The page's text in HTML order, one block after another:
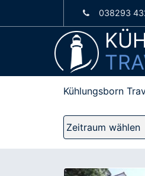
038293
Kühlungsborn